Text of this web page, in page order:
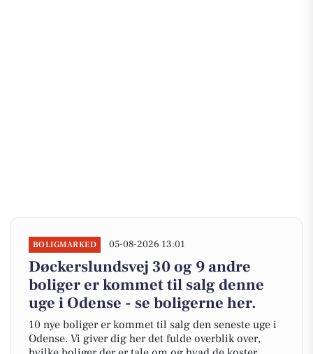
BOLIGMARKED 05-08-2026 13:01
Døckerslundsvej 30 og 9 andre
boliger er kommet til salg denne
uge i Odense - se boligerne her.
10 nye boliger er kommet til salg den seneste uge i
Odense. Vi giver dig her det fulde overblik over,